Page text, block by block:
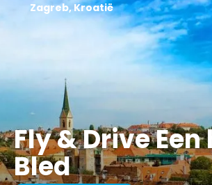
Fly & Drive
Bled
Zagreb, Kroatië